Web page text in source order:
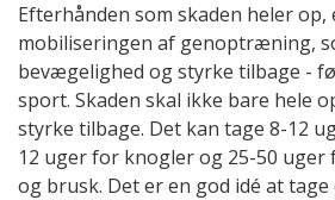
Efterhånden som skaden heler
mobiliseringen af genoptræning,
bevægelighed og styrke tilbage -
sport. Skaden skal ikke bare hele
styrke tilbage. Det kan tage 8-12
12 uger for knogler og 25-50 uger
og brusk. Det er en god idé at